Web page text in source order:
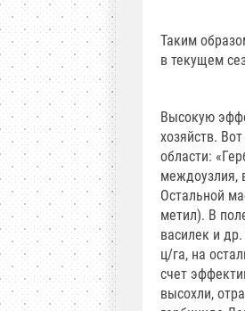
Таким
в текущем
Высокую
хозяйств.
области:
междоузлия,
Остальной
метил). В
василек и
ц/га, на
счет
высохли,